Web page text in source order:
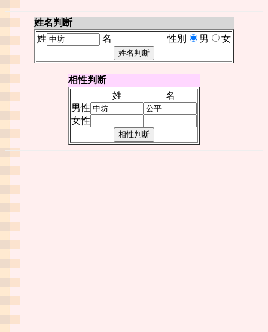
姓名判断
姓
名 性別 男 女
相性判断
姓
名
男性
女性